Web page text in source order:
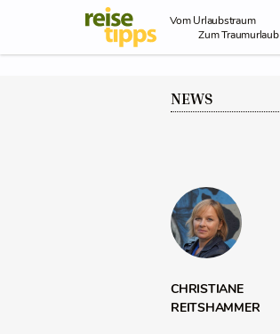
Skip to Content
Vom Urlaubstraum
Zum Traumurlaub
NEWS
CHRISTIANE
REITSHAMMER